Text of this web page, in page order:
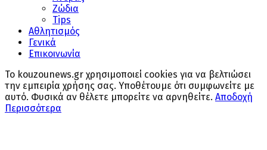
Ζώδια
Tips
Αθλητισμός
Γενικά
Επικοινωνία
Το kouzounews.gr χρησιμοποιεί cookies για να βελτιώσει
την εμπειρία χρήσης σας. Υποθέτουμε ότι συμφωνείτε με
αυτό. Φυσικά αν θέλετε μπορείτε να αρνηθείτε. Αποδοχή
Περισσότερα